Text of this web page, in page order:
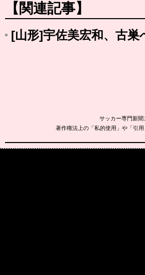
【関連記事】
[山形]宇佐美宏和、古
サッカー専門新
著作権法上の「私的使用」や「引